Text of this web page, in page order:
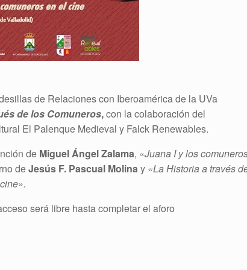
de Relaciones con Iberoamérica de la UVa
de los Comuneros,con la colaboración del
El Palenque Medieval y Falck Renewables.
de Miguel Ángel Zalama, «Juana I y los
deJesús F. Pascual Molinay «La Historia a través
será libre hasta completar el aforo